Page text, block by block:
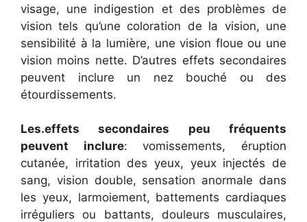
visage, une indigestion et des problèmes de
vision tels qu’une coloration de la vision, une
sensibilité à la lumière, une vision floue ou une
vision moins nette. D’autres effets secondaires
peuvent inclure un nez bouché ou des
étourdissements.
Les.effets secondaires peu fréquents
peuvent inclure: vomissements, éruption
cutanée, irritation des yeux, yeux injectés de
sang, vision double, sensation anormale dans
les yeux, larmoiement, battements cardiaques
irréguliers ou battants, douleurs musculaires,